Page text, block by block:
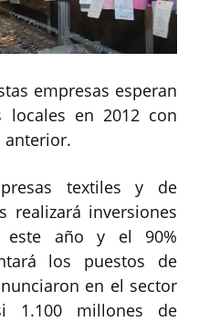
empresas esperan
locales en 2012 con
anterior.
textiles y de
realizará inversiones
este año y el 90%
los puestos de
en el sector
1.100 millones de